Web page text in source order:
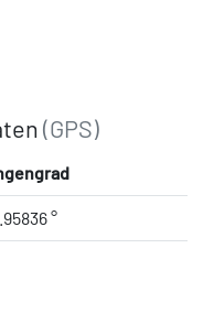
(GPS)
°